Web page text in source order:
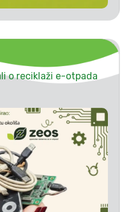
o reciklaži e-otpada